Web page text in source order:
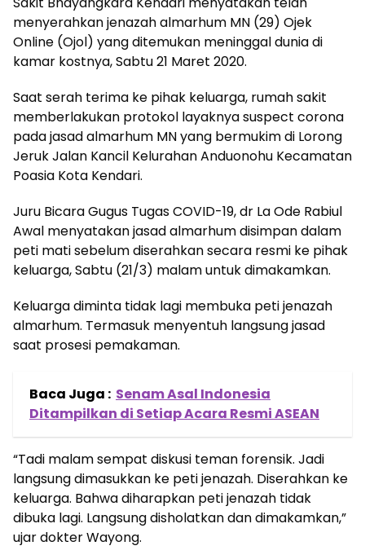
menyerahkan jenazah almarhum MN (29) Ojek
Online (Ojol) yang ditemukan meninggal dunia di
kamar kostnya, Sabtu 21 Maret 2020.
Saat serah terima ke pihak keluarga, rumah sakit
memberlakukan protokol layaknya suspect corona
pada jasad almarhum MN yang bermukim di Lorong
Jeruk Jalan Kancil Kelurahan Anduonohu Kecamatan
Poasia Kota Kendari.
Juru Bicara Gugus Tugas COVID-19, dr La Ode Rabiul
Awal menyatakan jasad almarhum disimpan dalam
peti mati sebelum diserahkan secara resmi ke pihak
keluarga, Sabtu (21/3) malam untuk dimakamkan.
Keluarga diminta tidak lagi membuka peti jenazah
almarhum. Termasuk menyentuh langsung jasad
saat prosesi pemakaman.
Baca Juga : Senam Asal Indonesia
Ditampilkan di Setiap Acara Resmi ASEAN
“Tadi malam sempat diskusi teman forensik. Jadi
langsung dimasukkan ke peti jenazah. Diserahkan ke
keluarga. Bahwa diharapkan peti jenazah tidak
dibuka lagi. Langsung disholatkan dan dimakamkan,”
ujar dokter Wayong.